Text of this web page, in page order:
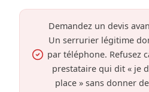
Demandez un devis
Un serrurier légitime
par téléphone. Refusez
prestataire qui dit « je
place » sans donner